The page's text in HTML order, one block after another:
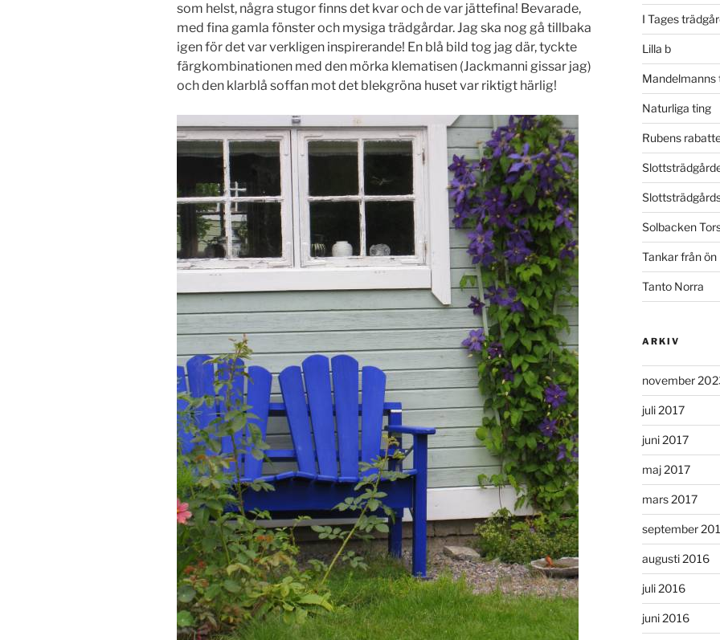
som helst, några stugor finns det kvar och de var jättefina! Bevarade,
med fina gamla fönster och mysiga trädgårdar. Jag ska nog gå tillbaka
igen för det var verkligen inspirerande! En blå bild tog jag där, tyckte
färgkombinationen med den mörka klematisen (Jackmanni gissar jag)
och den klarblå soffan mot det blekgröna huset var riktigt härlig!
I Tages
Lilla b
Mandelmanns
Naturliga ting
Rubens
Solbacken
Tankar från ön
Tanto Norra
ARKIV
november
juli 2017
juni 2017
maj 2017
mars 2017
september
augusti 2016
juli 2016
juni 2016